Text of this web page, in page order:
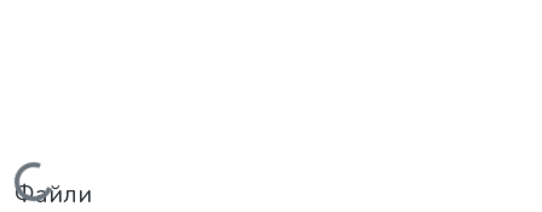
Вантажиться...
Файли